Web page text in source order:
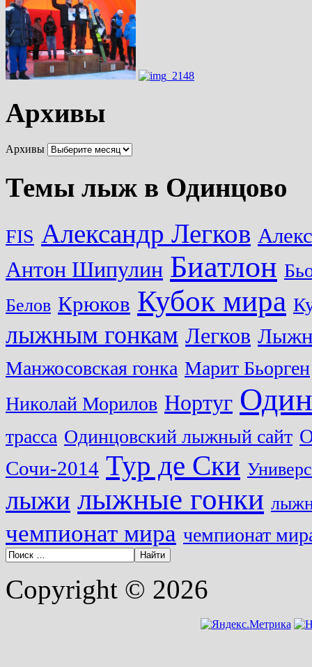
Архивы
Архивы
Темы лыж в Одинцово
FIS Александр Легков
Антон Шипулин Биатлон
Белов Крюков Кубок мира
лыжным гонкам Легков
Манжосовская гонка Марит Бьорген
Николай Морилов Нортуг
трасса Одинцовский лыжный сайт
Сочи-2014 Тур де Ски
лыжи лыжные гонки
чемпионат мира чемпионат
Copyright © 2026